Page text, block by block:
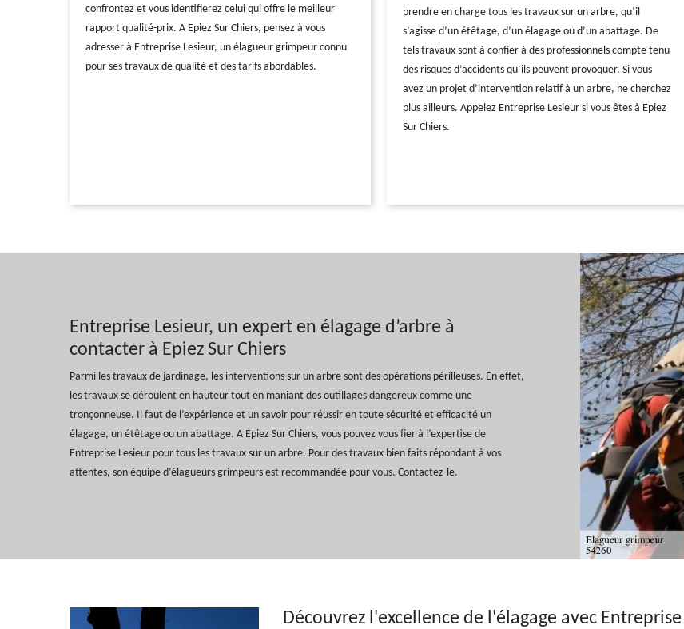
confrontez et vous identifierez celui qui offre le meilleur
rapport qualité-prix. A Epiez Sur Chiers, pensez à vous
adresser à Entreprise Lesieur, un élagueur grimpeur connu
pour ses travaux de qualité et des tarifs abordables.
prendre en charge tous les travaux sur un arbre, qu’il
s’agisse d’un étêtage, d’un élagage ou d’un abattage. De
tels travaux sont à confier à des professionnels compte tenu
des risques d’accidents qu’ils peuvent provoquer. Si vous
avez un projet d’intervention relatif à un arbre, ne cherchez
plus ailleurs. Appelez Entreprise Lesieur si vous êtes à Epiez
Sur Chiers.
Entreprise Lesieur, un expert en élagage d’arbre à
contacter à Epiez Sur Chiers
Parmi les travaux de jardinage, les interventions sur un arbre sont des opérations périlleuses. En effet,
les travaux se déroulent en hauteur tout en maniant des outillages dangereux comme une
tronçonneuse. Il faut de l’expérience et un savoir pour réussir en toute sécurité et efficacité un
élagage, un étêtage ou un abattage. A Epiez Sur Chiers, vous pouvez vous fier à l’expertise de
Entreprise Lesieur pour tous les travaux sur un arbre. Pour des travaux bien faits répondant à vos
attentes, son équipe d’élagueurs grimpeurs est recommandée pour vous. Contactez-le.
Découvrez l'excellence de l'élagage avec Entreprise